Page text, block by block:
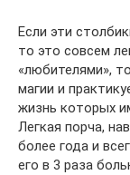
Если эти
то это совсем
«любителями»,
магии и
жизнь которых
Легкая порча,
более года и
его в 3 раза